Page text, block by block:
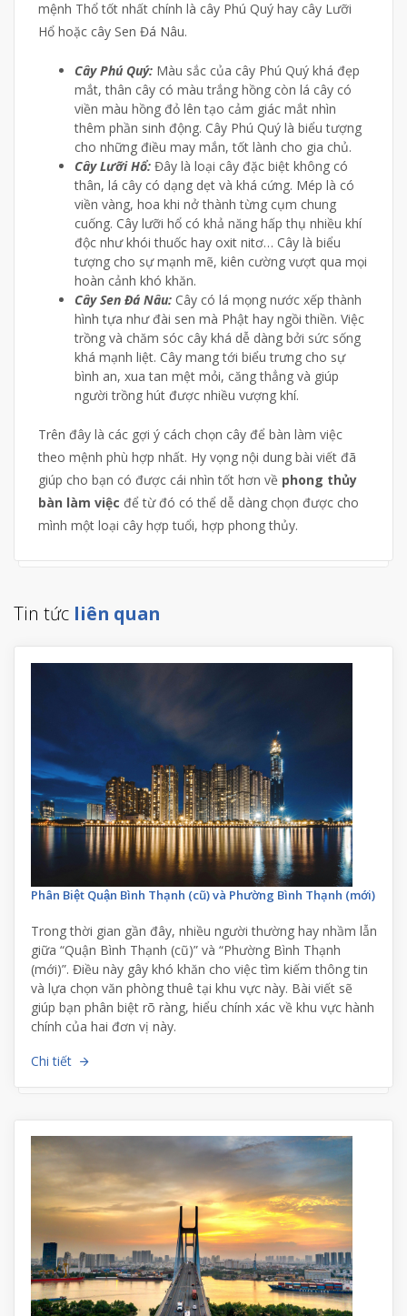
mệnh Thổ tốt nhất chính là cây Phú Quý hay cây Lưỡi
Hổ hoặc cây Sen Đá Nâu.
Cây Phú Quý: Màu sắc của cây Phú Quý khá đẹp
mắt, thân cây có màu trắng hồng còn lá cây có
viền màu hồng đỏ lên tạo cảm giác mắt nhìn
thêm phần sinh động. Cây Phú Quý là biểu tượng
cho những điều may mắn, tốt lành cho gia chủ.
Cây Lưỡi Hổ: Đây là loại cây đặc biệt không có
thân, lá cây có dạng dẹt và khá cứng. Mép là có
viền vàng, hoa khi nở thành từng cụm chung
cuống. Cây lưỡi hổ có khả năng hấp thụ nhiều khí
độc như khói thuốc hay oxit nitơ… Cây là biểu
tượng cho sự mạnh mẽ, kiên cường vượt qua mọi
hoàn cảnh khó khăn.
Cây Sen Đá Nâu:Cây có lá mọng nước xếp thành
hình tựa như đài sen mà Phật hay ngồi thiền. Việc
trồng và chăm sóc cây khá dễ dàng bởi sức sống
khá mạnh liệt. Cây mang tới biểu trưng cho sự
bình an, xua tan mệt mỏi, căng thẳng và giúp
người trồng hút được nhiều vượng khí.
Trên đây là các gợi ý cách chọn cây để bàn làm việc
theo mệnh phù hợp nhất. Hy vọng nội dung bài viết đã
giúp cho bạn có được cái nhìn tốt hơn về phong thủy
bàn làm việc để từ đó có thể dễ dàng chọn được cho
mình một loại cây hợp tuổi, hợp phong thủy.
Tin tức liên quan
Phân Biệt Quận Bình Thạnh (cũ) và Phường Bình Thạnh (mới)
Trong thời gian gần đây, nhiều người thường hay nhầm lẫn
giữa “Quận Bình Thạnh (cũ)” và “Phường Bình Thạnh
(mới)”. Điều này gây khó khăn cho việc tìm kiếm thông tin
và lựa chọn văn phòng thuê tại khu vực này. Bài viết sẽ
giúp bạn phân biệt rõ ràng, hiểu chính xác về khu vực hành
chính của hai đơn vị này.
Chi tiết